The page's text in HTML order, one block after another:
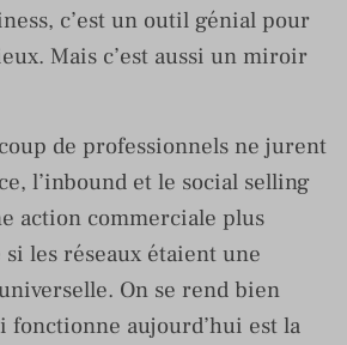
c’est un outil génial pour
Mais c’est aussi un miroir
de professionnels ne jurent
l’inbound et le social selling
action commerciale plus
si les réseaux étaient une
On se rend bien
fonctionne aujourd’hui est la